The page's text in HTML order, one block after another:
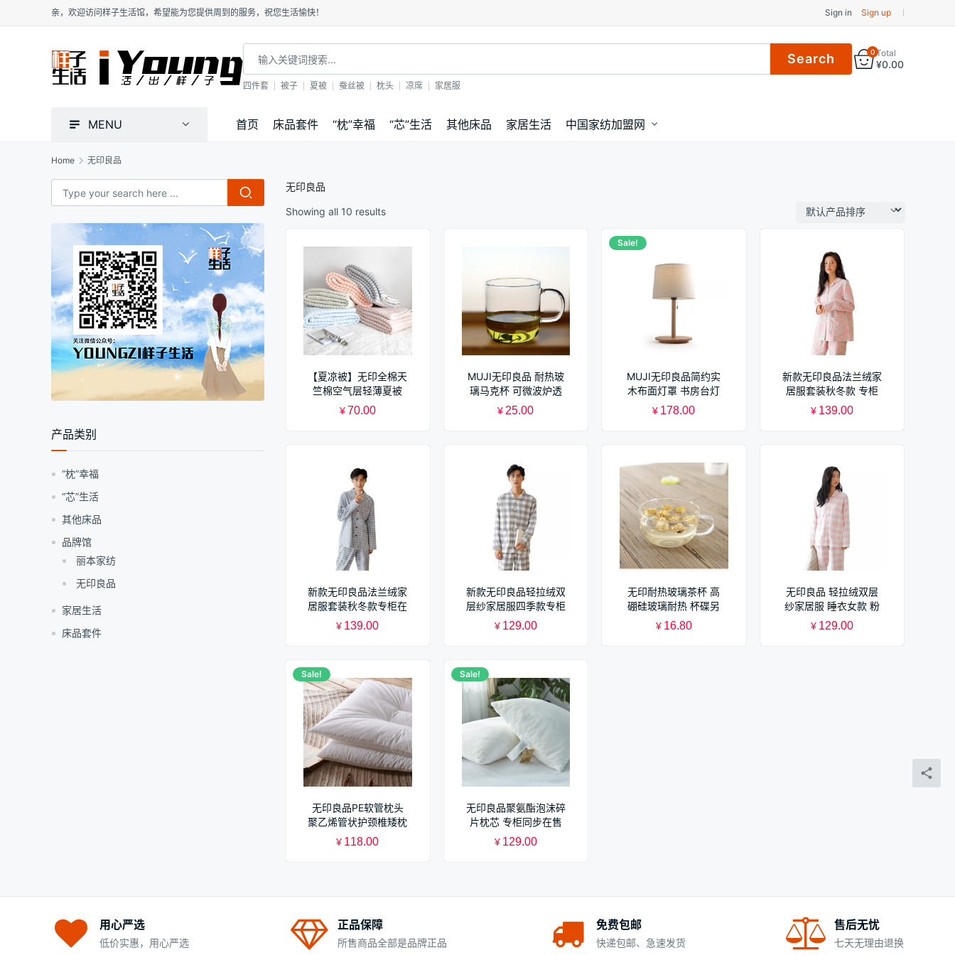
亲，欢迎访问样子生活馆，希望能为您提供周到的服务，祝您生活愉快！ Sign in Sign up
四件套 被子 夏被 蚕丝被 枕头 凉席 家居服
0Total
¥0.00
MENU 首页 床品套件 “枕”幸福 “芯”生活 其他床品 家居生活 中国家纺加盟网
Home 无印良品
无印良品
Showing all 10 results
【夏凉被】无印全棉天
竺棉空气层轻薄夏被
条纹纯色空调被 夏季
¥ 70.00
MUJI无印良品 耐热玻
璃马克杯 可微波炉透
明玻璃杯/牛奶杯
¥ 25.00
Sale!
MUJI无印良品简约实
木布面灯罩 书房台灯
卧室酒店床头灯
¥ 178.00
新款无印良品法兰绒家
居服套装秋冬款 专柜
在售 女款睡衣
¥ 139.00
新款无印良品法兰绒家
居服套装秋冬款专柜在
售
¥ 139.00
新款无印良品轻拉绒双
层纱家居服四季款专柜
在售睡衣 灰色中格
¥ 129.00
无印耐热玻璃茶杯 高
硼硅玻璃耐热 杯碟另
配
¥ 16.80
无印良品 轻拉绒双层
纱家居服 睡衣女款 粉
色中格
¥ 129.00
Sale!
无印良品PE软管枕头
聚乙烯管状护颈椎矮枕
头 枕芯
¥ 118.00
Sale!
无印良品聚氨酯泡沫碎
片枕芯 专柜同步在售
¥ 129.00
产品类别
“枕”幸福
“芯”生活
其他床品
品牌馆
丽本家纺
无印良品
家居生活
床品套件
用心严选
低价实惠，用心严选
正品保障
所售商品全部是品牌正品
免费包邮
快递包邮、急速发货
售后无忧
七天无理由退换